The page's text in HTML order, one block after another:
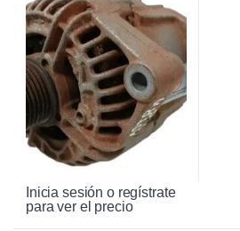
Inicia sesión o regístrate
para ver el precio